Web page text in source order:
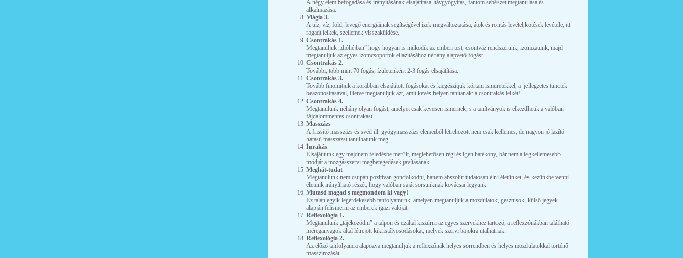
A négy elem befogadása és irányításának elsajátítása, távgyógyítás, fantom sebészet megtanulása és
alkalmazása.
Mágia 3.
A tűz, víz, föld, levegő energiáinak segítségével ízek megváltoztatása, átok és rontás levétel,kötések levétele, itt
ragadt lelkek, szellemek visszaküldése.
Csontrakás 1.
Megtanuljuk „dióhéjban” hogy hogyan is működik az emberi test, csontváz rendszerünk, izomzatunk, majd
megtanuljuk az egyes izomcsoportok ellazításához néhány alapvető fogást.
Csontrakás 2.
További, több mint 70 fogás, ízületenként 2-3 fogás elsajátítása.
Csontrakás 3.
Tovább finomítjuk a korábban elsajátított fogásokat és kiegészítjük kórtani ismeretekkel, a jellegzetes tünetek
beazonosításával, illetve megtanuljuk azt, amit kevés helyen tanítanak: a csontrakás lelkét!
Csontrakás 4.
Megtanulunk néhány olyan fogást, amelyet csak kevesen ismernek, s a tanítványok is elkezdhetik a valóban
fájdalommentes csontrakást.
Masszázs
A frissítő masszázs és svéd ill. gyógymasszázs elemeiből létrehozott nem csak kellemes, de nagyon jó lazító
hatású masszázst tanulhatunk meg.
Ínrakás
Elsajátítunk egy majdnem feledésbe merült, meglehetősen régi és igen hatékony, bár nem a legkellemesebb
módját a mozgásszervi megbetegedések javításának.
Meghát-tudat
Megtanulunk nem csupán pozitívan gondolkodni, hanem abszolút tudatosan élni életünket, és kezünkbe venni
életünk irányítható részét, hogy valóban saját sorsunknak kovácsai legyünk.
Mutasd magad s megmondom ki vagy!
Ez talán egyik legérdekesebb tanfolyamunk, amelyen megtanuljuk a mozdulatok, gesztusok, külső jegyek
alapján felismerni az emberek igazi valóját.
Reflexológia 1.
Megtanulunk „tájékozódni” a talpon és ezáltal kiszűrni az egyes szervekhez tartozó, a reflexzónákban található
méreganyagok által létrejött kikristályosodásokat, melyek szervi bajokra utalhatnak.
Reflexológia 2.
Az előző tanfolyamra alapozva megtanuljuk a reflexzónák helyes sorrendben és helyes mozdulatokkal történő
masszírozását.